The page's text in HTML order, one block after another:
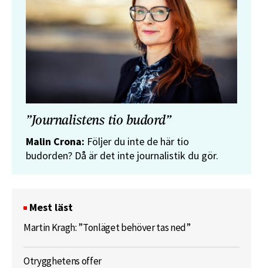
”Journalistens tio budord”
Malin Crona: Följer du inte de här tio
budorden? Då är det inte journalistik du gör.
Mest läst
Martin Kragh: ”Tonläget behöver tas ned”
Otrygghetens offer